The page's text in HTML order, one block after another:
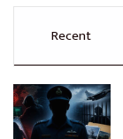
Recent